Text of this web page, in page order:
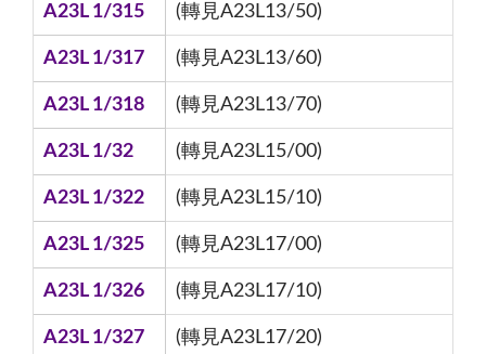
A23L 1/315 (轉見A23L13/50)
A23L 1/317 (轉見A23L13/60)
A23L 1/318 (轉見A23L13/70)
A23L 1/32 (轉見A23L15/00)
A23L 1/322 (轉見A23L15/10)
A23L 1/325 (轉見A23L17/00)
A23L 1/326 (轉見A23L17/10)
A23L 1/327 (轉見A23L17/20)